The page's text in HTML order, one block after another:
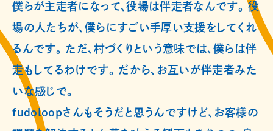
僕らが主走者になって、役場は伴走者なんです。 役
場の人たちが、僕らにすごい手厚い支援をしてくれ
るんです。 ただ、村づくりという意味では、僕らは伴
走もしてるわけです。 だから、お互いが伴走者みた
いな感じで。
fudoloopさんもそうだと思うんですけど、お客様の